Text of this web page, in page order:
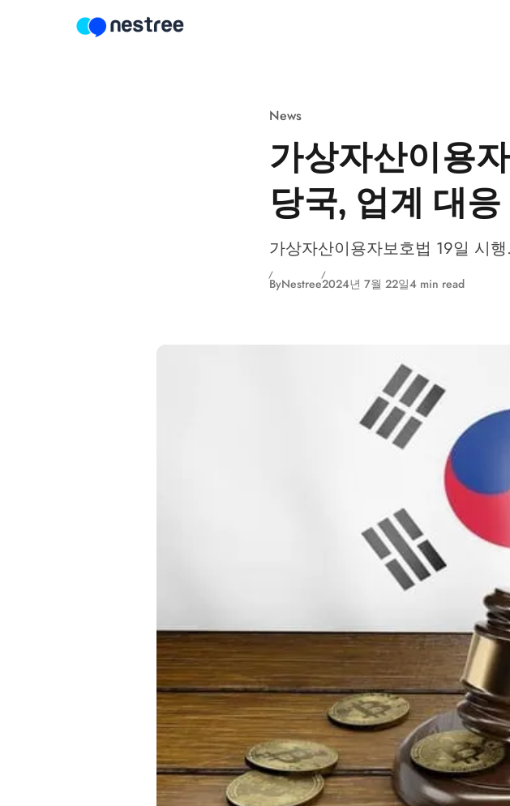
News
가상자산이용
당국, 업계 대
가상자산이용자보호법 19일 시
ByNestree2024년 7월 22일4 min read